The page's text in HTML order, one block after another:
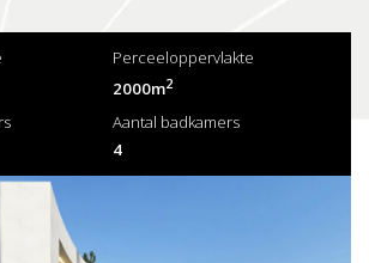
Perceeloppervlakte
2000m2
Aantal badkamers
4